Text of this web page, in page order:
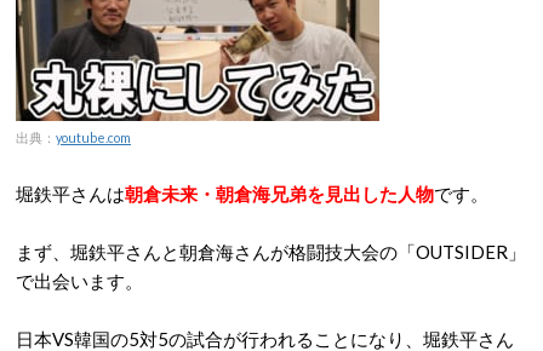
出典： youtube.com
堀鉄平さんは朝倉未来・朝倉海兄弟を見出した人物です。
まず、堀鉄平さんと朝倉海さんが格闘技大会の「OUTSIDER」
で出会います。
日本VS韓国の5対5の試合が行われることになり、堀鉄平さん